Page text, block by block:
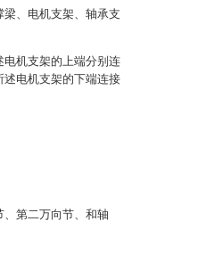
、电机支架、轴承支
机支架的上端分别连
电机支架的下端连接
第二万向节、和轴